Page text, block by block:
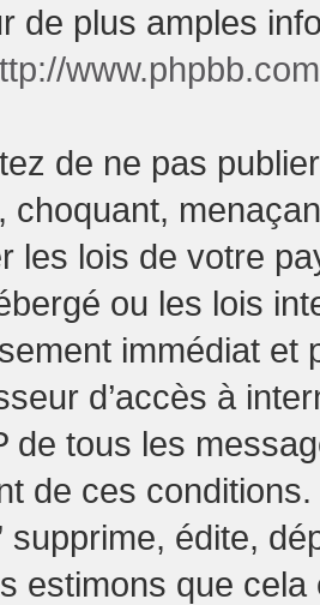
de plus amples
de ne pas
choquant,
les lois de votre
ou les lois
immédiat et
d’accès à
de tous les
de ces
supprime, édite,
estimons que cela